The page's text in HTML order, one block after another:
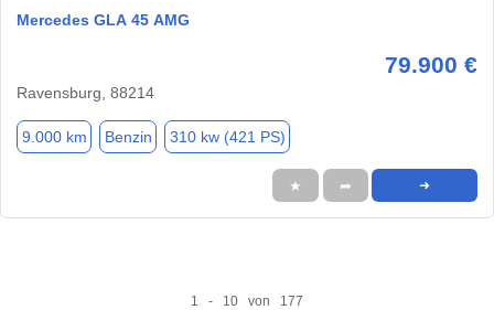
Mercedes GLA 45 AMG
79.900 €
Ravensburg, 88214
9.000 km Benzin 310 kw (421 PS)
★ ➦ ➜
1 - 10 von 177